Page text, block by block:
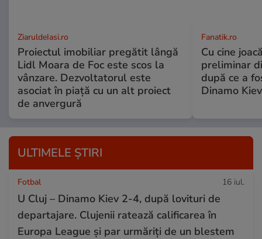
ZiaruldeIasi.ro
Proiectul imobiliar pregătit lângă
Lidl Moara de Foc este scos la
vânzare. Dezvoltatorul este
asociat în piață cu un alt proiect
de anvergură
Fanatik.ro
Cu cine
preliminar
după ce a
Dinamo
ULTIMELE ȘTIRI
Fotbal 16 iul.
U Cluj – Dinamo Kiev 2-4, după lovituri de
departajare. Clujenii ratează calificarea în
Europa League și par urmăriți de un blestem